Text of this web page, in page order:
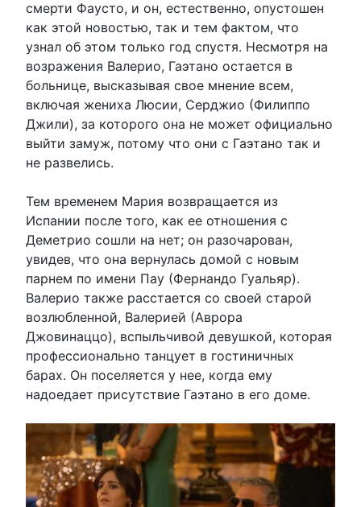
смерти Фаусто, и он, естественно, опустошен
как этой новостью, так и тем фактом, что
узнал об этом только год спустя. Несмотря на
возражения Валерио, Гаэтано остается в
больнице, высказывая свое мнение всем,
включая жениха Люсии, Серджио (Филиппо
Джили), за которого она не может официально
выйти замуж, потому что они с Гаэтано так и
не развелись.
Тем временем Мария возвращается из
Испании после того, как ее отношения с
Деметрио сошли на нет; он разочарован,
увидев, что она вернулась домой с новым
парнем по имени Пау (Фернандо Гуальяр).
Валерио также расстается со своей старой
возлюбленной, Валерией (Аврора
Джовинаццо), вспыльчивой девушкой, которая
профессионально танцует в гостиничных
барах. Он поселяется у нее, когда ему
надоедает присутствие Гаэтано в его доме.